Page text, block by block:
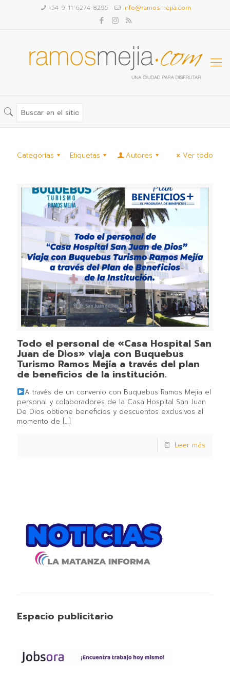
+54 9 11 6274-8295 info@ramosmejia.com
Categorías Etiquetas Autores Ver todo
Todo el personal de «Casa Hospital San
Juan de Dios» viaja con Buquebus
Turismo Ramos Mejía a través del plan
de beneficios de la institución.
A través de un convenio con Buquebus Ramos Mejia el
personal y colaboradores de la Casa Hospital San Juan
De Dios obtiene beneficios y descuentos exclusivos al
momento de […]
Leer más
Espacio publicitario